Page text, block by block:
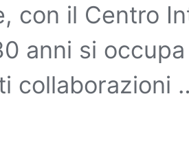
con il Centro
anni si
collaborazioni